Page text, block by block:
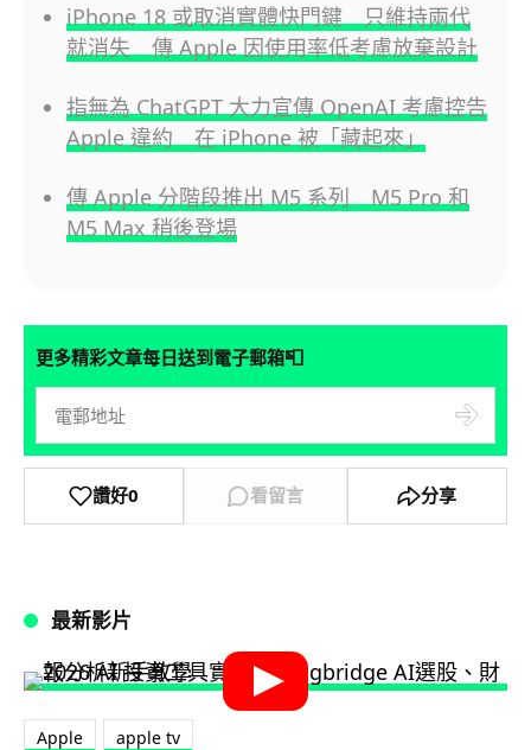
iPhone 18 或取消實體快門鍵 只維持兩代
就消失 傳 Apple 因使用率低考慮放棄設計
指無為 ChatGPT 大力宣傳 OpenAI 考慮控告
Apple 違約 在 iPhone 被「藏起來」
傳 Apple 分階段推出 M5 系列 M5 Pro 和
M5 Max 稍後登場
更多精彩文章每日送到電子郵箱📮
讚好0 看留言 分享
最新影片
Apple apple tv